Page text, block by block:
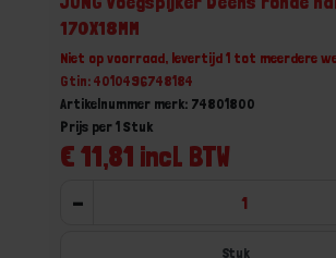
170X18MM
Niet op voorraad, levertijd 1 tot meerdere
Gtin: 4010496748184
Artikelnummer merk: 74801800
€ 11,81 incl. BTW
Prijs per 1 Stuk
-